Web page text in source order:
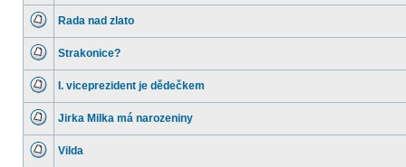
příspěvky
příspěvky
Rada nad zlato
příspěvky
Strakonice?
příspěvky
I. viceprezident je dědečkem
příspěvky
Jirka Milka má narozeniny
Vilda